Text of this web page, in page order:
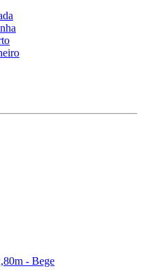
- Bege